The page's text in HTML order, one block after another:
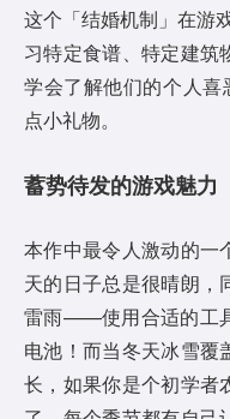
这个「结婚机制」在游
习特定食谱、特定建筑
学会了解他们的个人
点小礼物。
蓄势待发的游戏魅力
本作中最令人激动的一
天的日子总是很晴朗，
雷雨——使用合适的工
电池！而当冬天冰雪覆
长，如果你是个初学者